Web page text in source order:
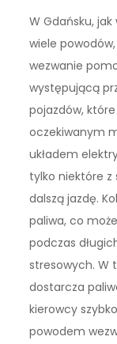
W Gdańsku,
wiele
wezwanie
występującą
pojazdów,
oczekiwanym
układem
tylko niektóre
dalszą jazdę.
paliwa, co
podczas
stresowych. W
dostarcza
kierowcy
powodem